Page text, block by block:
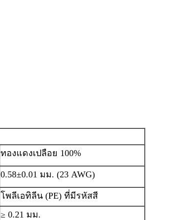
ทองแดงเปลือย 100%
0.58±0.01 มม. (23 AWG)
โพลีเอทิลีน (PE) ที่มีรหัสสี
≥ 0.21 มม.